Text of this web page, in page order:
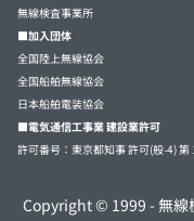
無線検査事業所
■加入団体
全国陸上無線協会
全国船舶無線協会
日本船舶電装協会
■電気通信工事業 建設業許可
許可番号：東京都知事 許可(般-4)
Copyright © 1999 - 無線